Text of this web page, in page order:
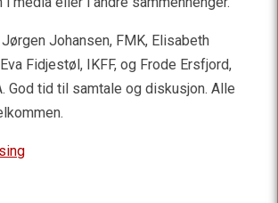
Johansen, FMK, Elisabeth
Fidjestøl, IKFF, og Frode Ersfjord,
God tid til samtale og diskusjon. Alle